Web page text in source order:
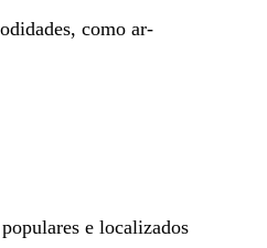
como ar-
e localizados